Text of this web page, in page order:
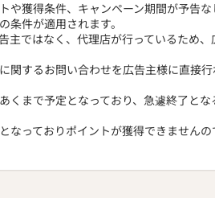
や獲得条件、キャンペーン期間が予告
条件が適用されます。
主ではなく、代理店が行っているため
関するお問い合わせを広告主様に直接
くまで予定となっており、急遽終了とな
なっておりポイントが獲得できません